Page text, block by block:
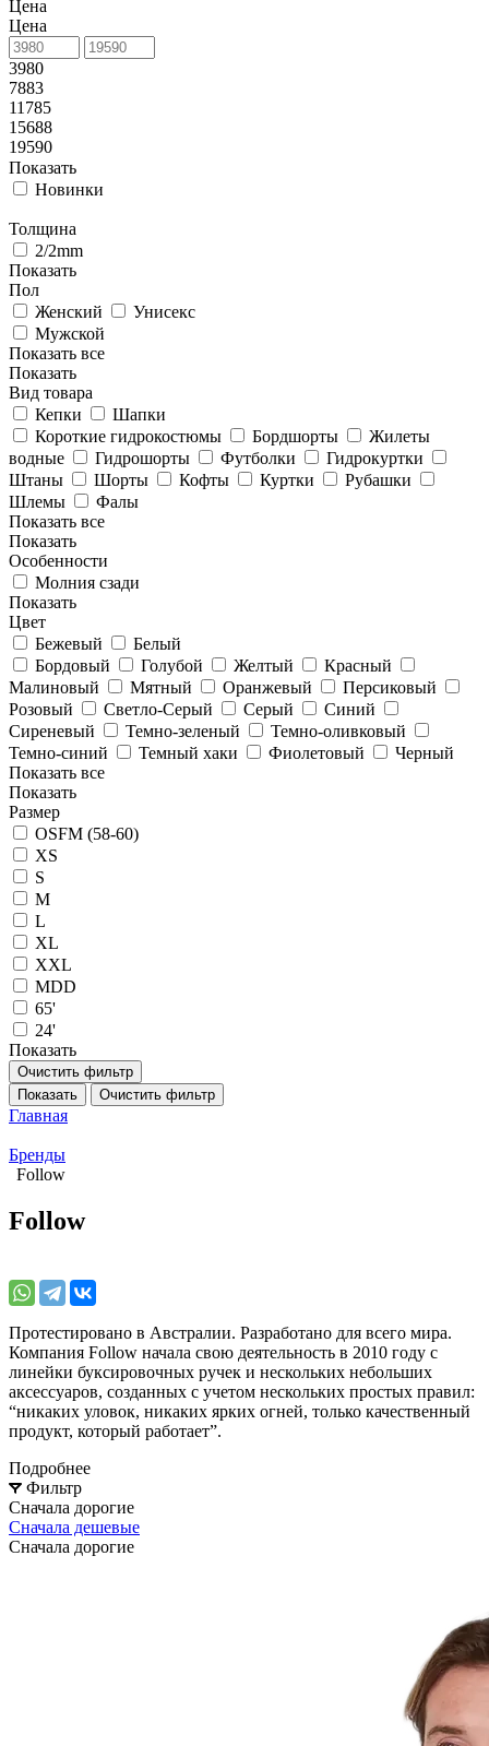
Цена
Цена
3980
7883
11785
15688
19590
Показать
Новинки
Толщина
2/2mm
Показать
Пол
Женский
Унисекс
Мужской
Показать все
Показать
Вид товара
Кепки
Шапки
Короткие гидрокостюмы
Бордшорты
Жилеты
водные
Гидрошорты Футболки
Гидрокуртки
Штаны
Шорты Кофты Куртки
Рубашки
Шлемы
Фалы
Показать все
Показать
Особенности
Молния сзади
Показать
Цвет
Бежевый
Белый
Бордовый
Голубой Желтый
Красный
Малиновый
Мятный Оранжевый
Персиковый
Розовый
Светло-Серый Серый
Синий
Сиреневый
Темно-зеленый
Темно-оливковый
Темно-синий
Темный хаки Фиолетовый
Черный
Показать все
Показать
Размер
OSFM (58-60)
XS
S
M
L
XL
XXL
MDD
65'
24'
Показать
Очистить фильтр
Показать
Очистить фильтр
Главная
Бренды
Follow
Follow
Протестировано в Австралии. Разработано для всего мира.
Компания Follow начала свою деятельность в 2010 году с
линейки буксировочных ручек и нескольких небольших
аксессуаров, созданных с учетом нескольких простых правил:
“никаких уловок, никаких ярких огней, только качественный
продукт, который работает”.
Подробнее
Фильтр
Сначала дорогие
Сначала дешевые
Сначала дорогие